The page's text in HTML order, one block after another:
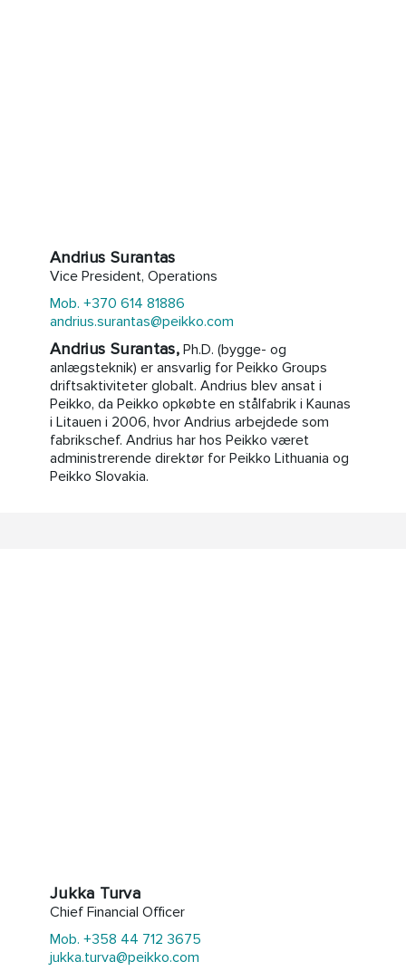
Andrius Surantas
Vice President, Operations
Mob. +370 614 81886
andrius.surantas@peikko.com
Andrius Surantas, Ph.D. (bygge- og
anlægsteknik) er ansvarlig for Peikko Groups
driftsaktiviteter globalt. Andrius blev ansat i
Peikko, da Peikko opkøbte en stålfabrik i Kaunas
i Litauen i 2006, hvor Andrius arbejdede som
fabrikschef. Andrius har hos Peikko været
administrerende direktør for Peikko Lithuania og
Peikko Slovakia.
Jukka Turva
Chief Financial Officer
Mob. +358 44 712 3675
jukka.turva@peikko.com